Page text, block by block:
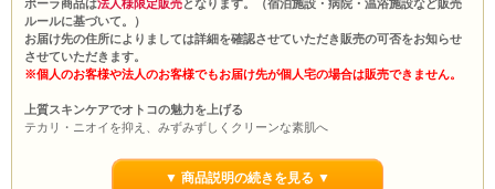
ポーラ商品は法人様限定販売となります。（宿泊施設・病院・温浴施設など販売
ルールに基づいて。）
お届け先の住所によりましては詳細を確認させていただき販売の可否をお知らせ
させていただきます。
※個人のお客様や法人のお客様でもお届け先が個人宅の場合は販売できません。
上質スキンケアでオトコの魅力を上げる
テカリ・ニオイを抑え、みずみずしくクリーンな素肌へ
■商品詳細
【製造販売元】株式会社ポーラ(POLA)▼ 商品説明の続きを見る ▼